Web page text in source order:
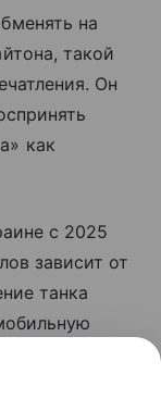
на
такой
Он
как
с 2025
зависит от
танка